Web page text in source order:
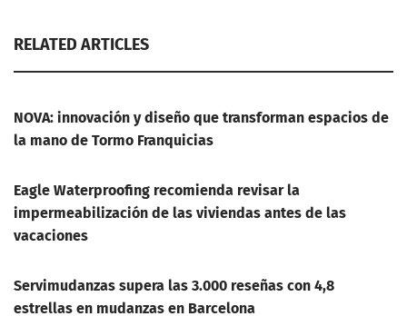
RELATED ARTICLES
NOVA: innovación y diseño que transforman espacios de
la mano de Tormo Franquicias
Eagle Waterproofing recomienda revisar la
impermeabilización de las viviendas antes de las
vacaciones
Servimudanzas supera las 3.000 reseñas con 4,8
estrellas en mudanzas en Barcelona